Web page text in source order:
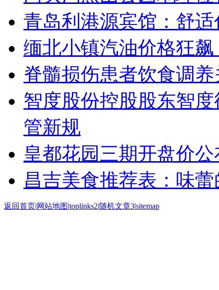
青岛利港源宾馆：舒
缅北小镇汽油价格狂
脊髓损伤患者饮食调
智度股份控股股东智
管新规
皇都花园三期开盘价公
昌吉美食推荐表：味
返回首页|网站地图|toplinks2|随机文章3|sitemap